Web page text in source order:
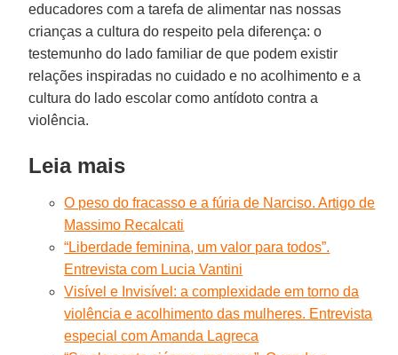
educadores com a tarefa de alimentar nas nossas
crianças a cultura do respeito pela diferença: o
testemunho do lado familiar de que podem existir
relações inspiradas no cuidado e no acolhimento e a
cultura do lado escolar como antídoto contra a
violência.
Leia mais
O peso do fracasso e a fúria de Narciso. Artigo de
Massimo Recalcati
“Liberdade feminina, um valor para todos”.
Entrevista com Lucia Vantini
Visível e Invisível: a complexidade em torno da
violência e acolhimento das mulheres. Entrevista
especial com Amanda Lagreca